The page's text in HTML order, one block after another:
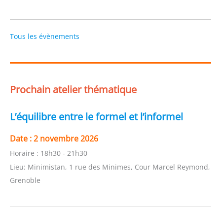
Tous les évènements
Prochain atelier thématique
L’équilibre entre le formel et l’informel
Date :2 novembre 2026
Horaire : 18h30 - 21h30
Lieu: Minimistan, 1 rue des Minimes, Cour Marcel Reymond,
Grenoble